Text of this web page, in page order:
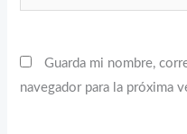
Guarda mi nombre,
navegador para la próxima